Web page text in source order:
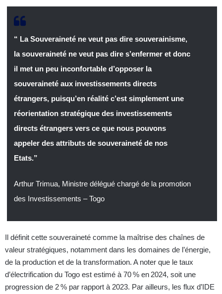
“ La Souveraineté ne veut pas dire souverainisme,
la souveraineté ne veut pas dire s’enfermer et donc
il met un peu inconfortable d’opposer la
souveraineté aux investissements directs
étrangers, puisqu’en réalité c’est simplement une
réorientation stratégique des investissements
directs étrangers vers ce que nous pouvons
appeler des attributs de souveraineté de nos
Etats.”
Arthur Trimua, Ministre délégué chargé de la promotion
des Investissements – Togo
Il définit cette souveraineté comme la maîtrise des chaînes de
valeur stratégiques, notamment dans les domaines de l’énergie,
de la production et de la transformation. A noter que le taux
d’électrification du Togo est estimé à 70 % en 2024, soit une
progression de 2 % par rapport à 2023. Par ailleurs, les flux d’IDE